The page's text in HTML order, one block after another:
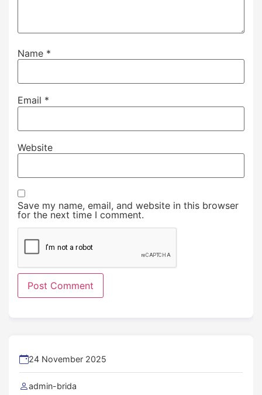
24 November 2025
admin-brida
Name *
Email *
Website
Save my name, email, and website in this browser
for the next time I comment.